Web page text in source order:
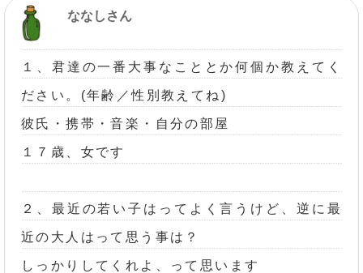
ななしさん
１、君達の一番大事なこととか何個か教えてく
ださい。(年齢／性別教えてね)
彼氏・携帯・音楽・自分の部屋
１７歳、女です
２、最近の若い子はってよく言うけど、逆に最
近の大人はって思う事は？
しっかりしてくれよ、って思います